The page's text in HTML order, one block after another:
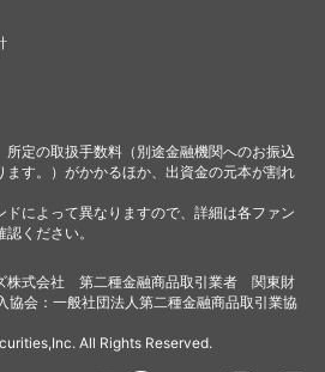
定の取扱手数料（別途金融機関へのお振込
す。）がかかるほか、出資金の元本が割れ
によって異なりますので、詳細は各ファン
ください。
株式会社 第二種金融商品取引業者 関東財
会：一般社団法人第二種金融商品取引業協
All Rights Reserved.